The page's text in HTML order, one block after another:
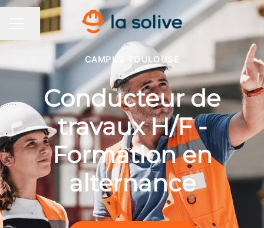
MENU CARRIÈRE
Partager la page
CAMPUS TOULOUSE
Conducteur de
travaux H/F -
Formation en
alternance